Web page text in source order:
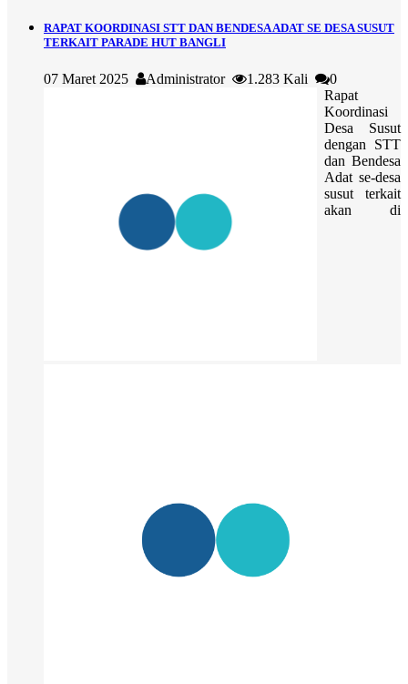
RAPAT KOORDINASI STT DAN BENDESA ADAT SE DESA SUSUT
TERKAIT PARADE HUT BANGLI
07 Maret 2025 Administrator 1.283 Kali
0
Rapat
Koordinasi
Desa Susut
dengan STT
dan Bendesa
Adat se-desa
susut terkait
akan di